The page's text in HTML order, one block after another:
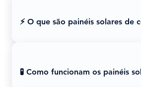
⚡ O que são painéis solares de
🧪 Como funcionam os painéis